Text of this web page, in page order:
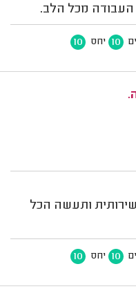
מכל הלב.
10 יחס 10
ותעשה הכל
10 יחס 10